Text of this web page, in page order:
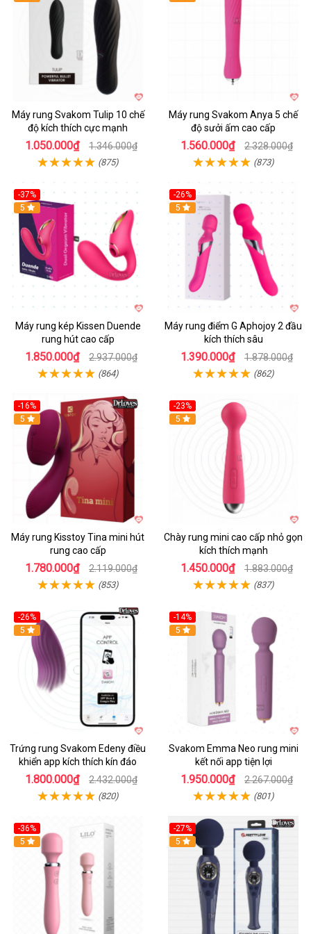
Máy rung Svakom Tulip 10 chế
độ kích thích cực mạnh
1.050.000₫ 1.346.000₫
(875)
Máy rung Svakom Anya 5 chế
độ sưởi ấm cao cấp
1.560.000₫ 2.328.000₫
(873)
-37%
Hot
5
Máy rung kép Kissen Duende
rung hút cao cấp
1.850.000₫ 2.937.000₫
(864)
-26%
Hot
5
Máy rung điểm G Aphojoy 2 đầu
kích thích sâu
1.390.000₫ 1.878.000₫
(862)
-16%
Hot
5
Máy rung Kisstoy Tina mini hút
rung cao cấp
1.780.000₫ 2.119.000₫
(853)
-23%
Hot
5
Chày rung mini cao cấp nhỏ gọn
kích thích mạnh
1.450.000₫ 1.883.000₫
(837)
-26%
Hot
5
Trứng rung Svakom Edeny điều
khiển app kích thích kín đáo
1.800.000₫ 2.432.000₫
(820)
-14%
Hot
5
Svakom Emma Neo rung mini
kết nối app tiện lợi
1.950.000₫ 2.267.000₫
(801)
-36%
Hot
5
-27%
Hot
5